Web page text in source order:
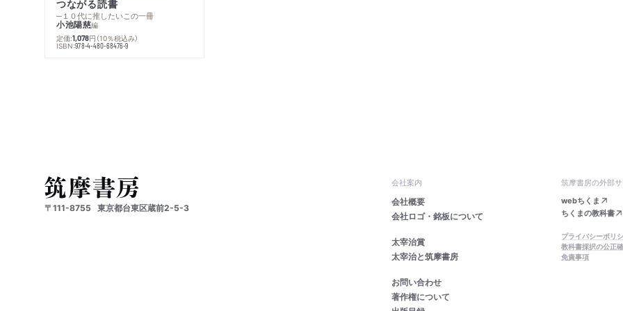
つながる読書
─１０代に推したいこの一冊
小池陽慈編
定価:1,078円 （10％税込み）
ISBN:978-4-480-68476-9
〒111-8755 東京都台東区蔵前2-5-3
会社案内
会社概要
会社ロゴ・銘板について
太宰治賞
太宰治と筑摩書房
お問い合わせ
著作権について
筑摩書房の外部サ
webちくま
ちくまの教科書
プライバシーポリ
教科書採択の公正
免責事項